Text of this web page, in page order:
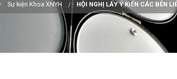
Sự kiện Khoa XNYH HỘI NGHỊ LẤY Ý KIẾN CÁC BÊN